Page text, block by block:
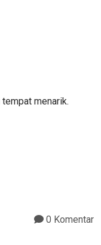
menarik.
0 Komentar